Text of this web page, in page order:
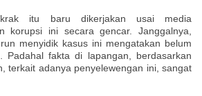
itu baru dikerjakan usai media
korupsi ini secara gencar. Janggalnya,
menyidik kasus ini mengatakan belum
Padahal fakta di lapangan, berdasarkan
terkait adanya penyelewengan ini, sangat